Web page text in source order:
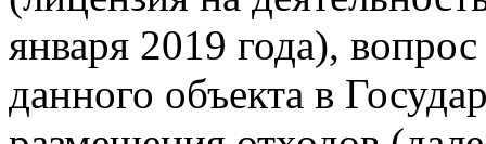
января 2019 года),
данного объекта в